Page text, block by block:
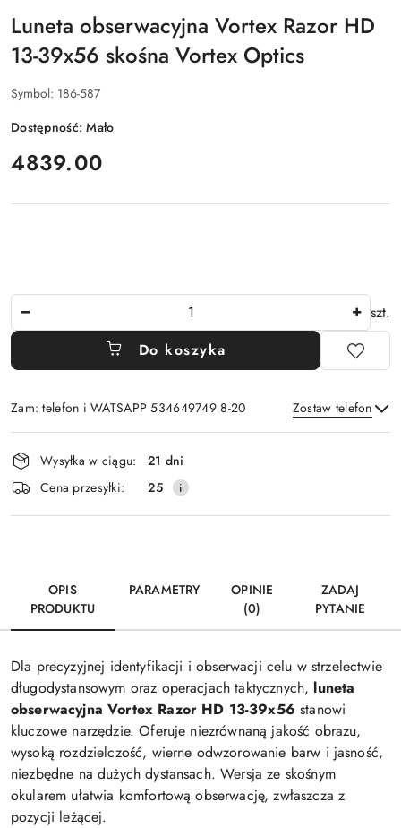
Luneta obserwacyjna Vortex Razor HD
13-39x56 skośna Vortex Optics
Symbol: 186-587
Dostępność:Mało
cena:
4839.00
szt.
Do koszyka
Zam: telefon i WATSAPP 534649749 8-20 Zostaw telefon
Wyślij
Dostępność
i
dostawa
Wysyłka w ciągu:
21 dni
Cena przesyłki:
25
OPIS
PRODUKTU
PARAMETRY
OPINIE
(0)
ZADAJ
PYTANIE
Dla precyzyjnej identyfikacji i obserwacji celu w strzelectwie
długodystansowym oraz operacjach taktycznych, luneta
obserwacyjna Vortex Razor HD 13-39x56 stanowi
kluczowe narzędzie. Oferuje niezrównaną jakość obrazu,
wysoką rozdzielczość, wierne odwzorowanie barw i jasność,
niezbędne na dużych dystansach. Wersja ze skośnym
okularem ułatwia komfortową obserwację, zwłaszcza z
pozycji leżącej.